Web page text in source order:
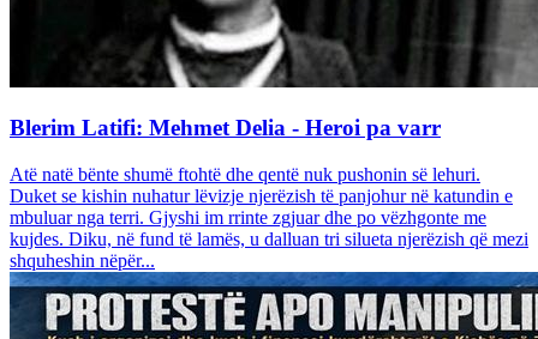
Blerim Latifi: Mehmet Delia - Heroi pa varr
Atë natë bënte shumë ftohtë dhe qentë nuk pushonin së lehuri.
Duket se kishin nuhatur lëvizje njerëzish të panjohur në katundin e
mbuluar nga terri. Gjyshi im rrinte zgjuar dhe po vëzhgonte me
kujdes. Diku, në fund të lamës, u dalluan tri silueta njerëzish që mezi
shquheshin nëpër...